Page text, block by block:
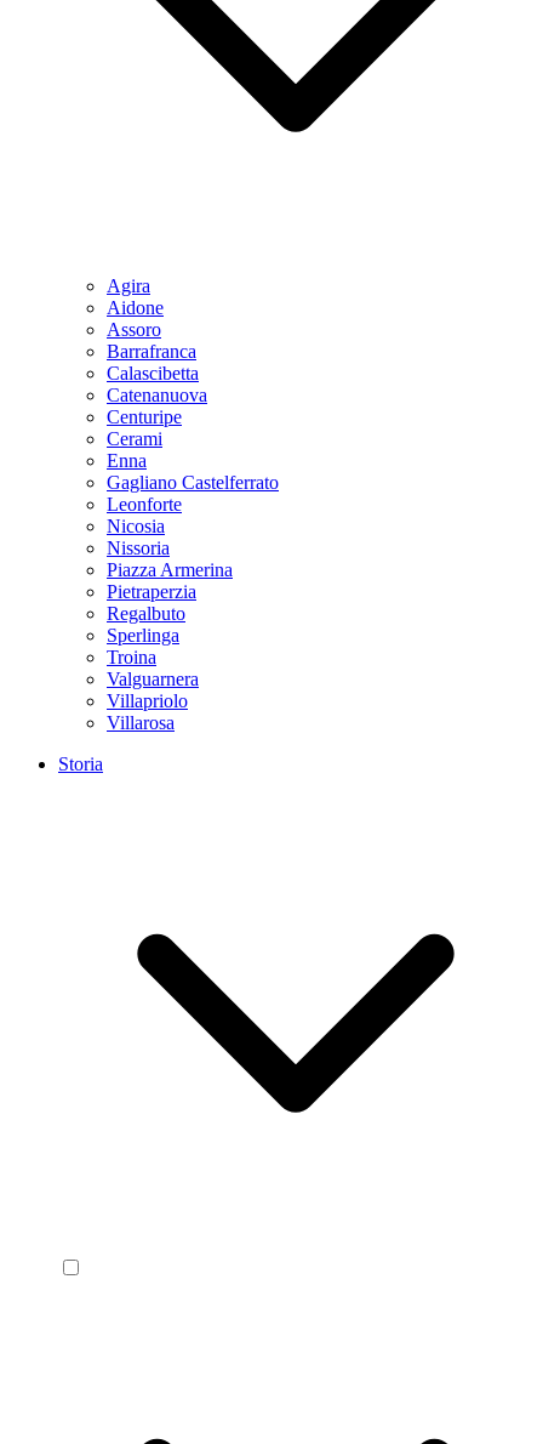
Agira
Aidone
Assoro
Barrafranca
Calascibetta
Catenanuova
Centuripe
Cerami
Enna
Gagliano Castelferrato
Leonforte
Nicosia
Nissoria
Piazza Armerina
Pietraperzia
Regalbuto
Sperlinga
Troina
Valguarnera
Villapriolo
Villarosa
Storia